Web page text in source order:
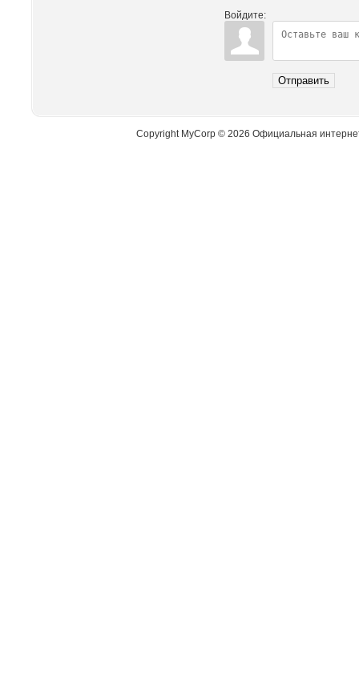
Войдите:
Отправить
Copyright MyCorp © 2026 Официальная